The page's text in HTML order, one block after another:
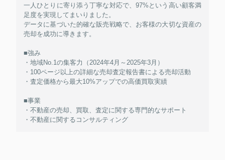
一人ひとりに寄り添う丁寧な対応で、97%という高い顧客満
足度を実現してまいりました。
データに基づいた的確な販売戦略で、お客様の大切な資産の
売却を成功に導きます。
■強み
・地域No.1の集客力（2024年4月～2025年3月）
・100ページ以上の詳細な売却査定報告書による売却活動
・査定価格から最大10%アップでの高価買取実績
■事業
・不動産の売却、買取、査定に関する専門的なサポート
・不動産に関するコンサルティング